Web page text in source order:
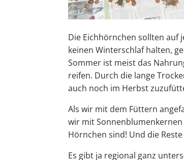
Die Eichhörnchen sollten auf
keinen Winterschlaf halten,
Sommer ist meist das
reifen. Durch die lange
auch noch im Herbst
Als wir mit dem Füttern
wir mit
Hörnchen sind! Und die
Es gibt ja regional ganz